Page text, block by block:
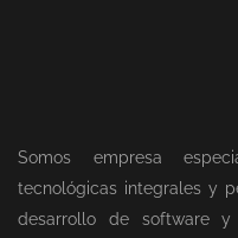
Somos empresa
tecnológicas integrales y
desarrollo de software